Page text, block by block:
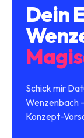
Dein
Schick mir
Wenzenbach
Konzept-